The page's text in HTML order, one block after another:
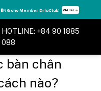
cho Member DripClub! Chi tiết ➝
HOTLINE: +84 90 1885
088
bàn chân
nào?